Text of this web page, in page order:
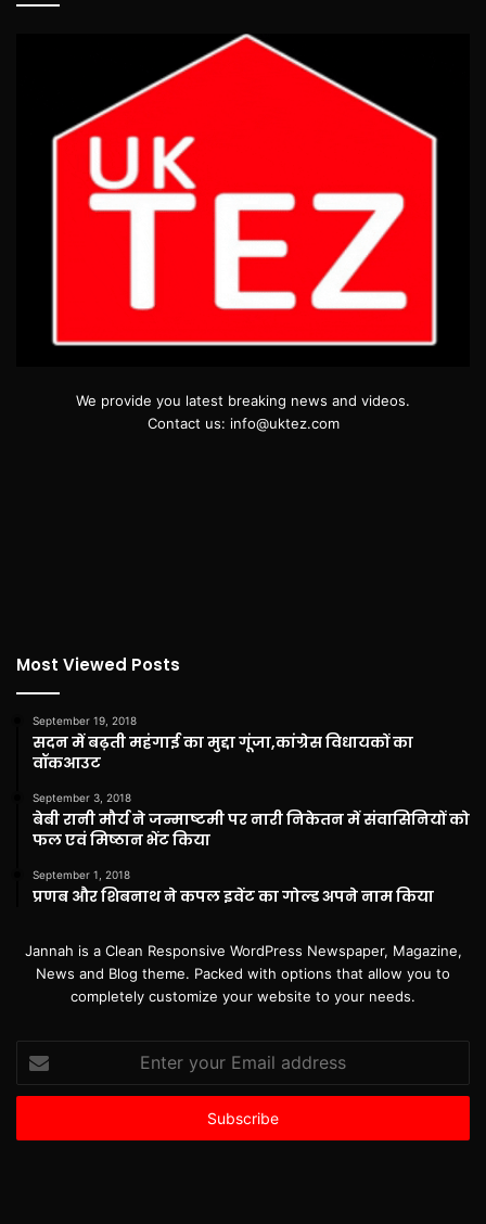
We provide you latest breaking news and videos.
Contact us: info@uktez.com
Most Viewed Posts
September 19, 2018
सदन में बढ़ती महंगाई का मुद्दा गूंजा,कांग्रेस विधायकों का
वॉकआउट
September 3, 2018
बेबी रानी मौर्य ने जन्माष्टमी पर नारी निकेतन में संवासिनियों को
फल एवं मिष्ठान भेंट किया
September 1, 2018
प्रणब और शिबनाथ ने कपल इवेंट का गोल्ड अपने नाम किया
Jannah is a Clean Responsive WordPress Newspaper, Magazine,
News and Blog theme. Packed with options that allow you to
completely customize your website to your needs.
your
Email